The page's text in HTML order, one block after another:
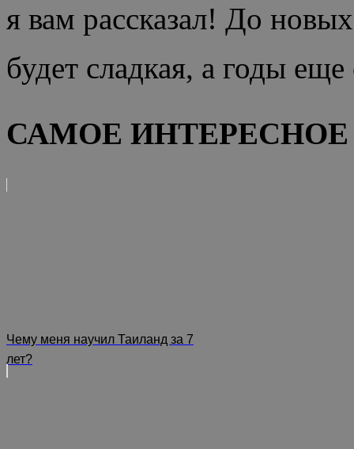
я вам рассказал! До
будет сладкая, а годы
САМОЕ ИНТЕРЕСНОЕ
Чему меня научил Таиланд за 7
лет?